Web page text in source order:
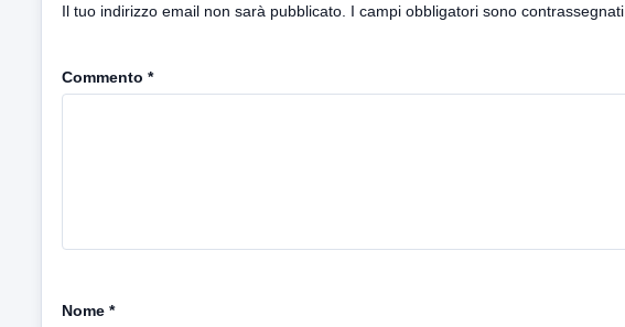
Il tuo indirizzo email non sarà pubblicato. I campi obbligatori sono contrassegnati
Commento *
Nome *